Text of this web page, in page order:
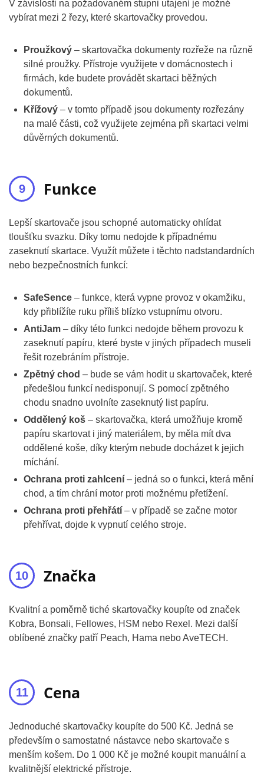
V závislosti na požadovaném stupni utajení je možné
vybírat mezi 2 řezy, které skartovačky provedou.
Proužkový – skartovačka dokumenty rozřeže na různě
silné proužky. Přístroje využijete v domácnostech i
firmách, kde budete provádět skartaci běžných
dokumentů.
Křížový – v tomto případě jsou dokumenty rozřezány
na malé části, což využijete zejména při skartaci velmi
důvěrných dokumentů.
Funkce
Lepší skartovače jsou schopné automaticky ohlídat
tloušťku svazku. Díky tomu nedojde k případnému
zaseknutí skartace. Využít můžete i těchto nadstandardních
nebo bezpečnostních funkcí:
SafeSence – funkce, která vypne provoz v okamžiku,
kdy přiblížíte ruku příliš blízko vstupnímu otvoru.
AntiJam – díky této funkci nedojde během provozu k
zaseknutí papíru, které byste v jiných případech museli
řešit rozebráním přístroje.
Zpětný chod – bude se vám hodit u skartovaček, které
předešlou funkcí nedisponují. S pomocí zpětného
chodu snadno uvolníte zaseknutý list papíru.
Oddělený koš – skartovačka, která umožňuje kromě
papíru skartovat i jiný materiálem, by měla mít dva
oddělené koše, díky kterým nebude docházet k jejich
míchání.
Ochrana proti zahlcení – jedná so o funkci, která mění
chod, a tím chrání motor proti možnému přetížení.
Ochrana proti přehřátí – v případě se začne motor
přehřívat, dojde k vypnutí celého stroje.
Značka
Kvalitní a poměrně tiché skartovačky koupíte od značek
Kobra, Bonsali, Fellowes, HSM nebo Rexel. Mezi další
oblíbené značky patří Peach, Hama nebo AveTECH.
Cena
Jednoduché skartovačky koupíte do 500 Kč. Jedná se
především o samostatné nástavce nebo skartovače s
menším košem. Do 1 000 Kč je možné koupit manuální a
kvalitnější elektrické přístroje.